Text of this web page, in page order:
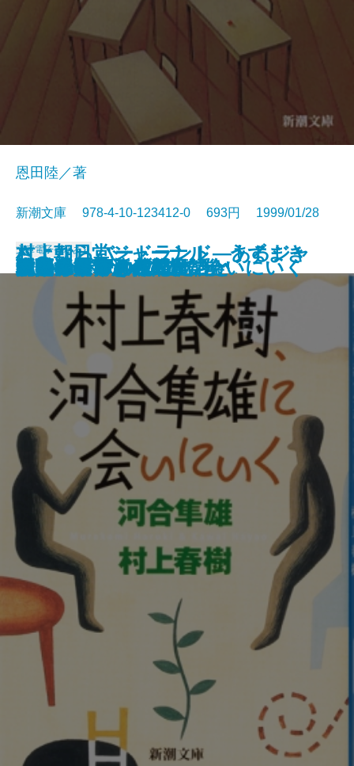
舞姫通信
きのね〔上〕
きのね〔下〕
「死の医学」への日記
いまなぜ青山二郎なのか
村上朝日堂ジャーナル うずまき
猫のみつけかた
さよならバードランド―あるジャ
ズ・ミュージシャンの回想―
水無月の墓
死んでも忘れない
球形の季節
恩田陸／著
新潮文庫 978-4-10-123412-0 693円 1999/01/28
文庫電子書籍あり
村上春樹、河合隼雄に会いにいく
朱夏
私たちが好きだったこと
女文士
幻色江戸ごよみ
ホワイトアウト
陋巷に在り〔4〕徒の巻
トリエステの坂道
団欒
大人のための残酷童話